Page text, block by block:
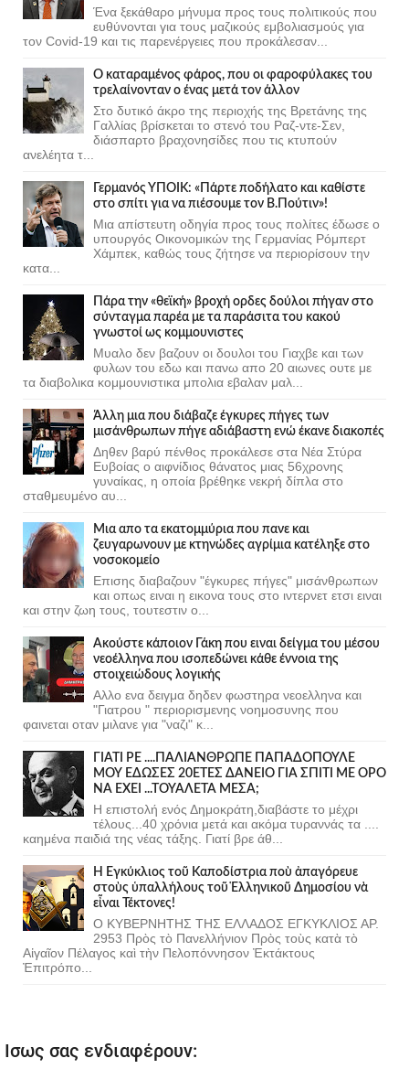
Ένα ξεκάθαρο μήνυμα προς τους πολιτικούς που
ευθύνονται για τους μαζικούς εμβολιασμούς για
τον Covid-19 και τις παρενέργειες που προκάλεσαν...
Ο καταραμένος φάρος, που οι φαροφύλακες του
τρελαίνονταν ο ένας μετά τον άλλον
Στο δυτικό άκρο της περιοχής της Βρετάνης της
Γαλλίας βρίσκεται το στενό του Ραζ-ντε-Σεν,
διάσπαρτο βραχονησίδες που τις κτυπούν
ανελέητα τ...
Γερμανός ΥΠΟΙΚ: «Πάρτε ποδήλατο και καθίστε
στο σπίτι για να πιέσουμε τον Β.Πούτιν»!
Μια απίστευτη οδηγία προς τους πολίτες έδωσε ο
υπουργός Οικονομικών της Γερμανίας Ρόμπερτ
Χάμπεκ, καθώς τους ζήτησε να περιορίσουν την
κατα...
Πάρα την «θεϊκή» βροχή ορδες δούλοι πήγαν στο
σύνταγμα παρέα με τα παράσιτα του κακού
γνωστοί ως κομμουνιστες
Μυαλο δεν βαζουν οι δουλοι του Γιαχβε και των
φυλων του εδω και πανω απο 20 αιωνες ουτε με
τα διαβολικα κομμουνιστικα μπολια εβαλαν μαλ...
Άλλη μια που διάβαζε έγκυρες πήγες των
μισάνθρωπων πήγε αδιάβαστη ενώ έκανε διακοπές
Δηθεν βαρύ πένθος προκάλεσε στα Νέα Στύρα
Ευβοίας ο αιφνίδιος θάνατος μιας 56χρονης
γυναίκας, η οποία βρέθηκε νεκρή δίπλα στο
σταθμευμένο αυ...
Μια απο τα εκατομμύρια που πανε και
ζευγαρωνουν με κτηνώδες αγρίμια κατέληξε στο
νοσοκομείο
Επισης διαβαζουν "έγκυρες πήγες" μισάνθρωπων
και οπως ειναι η εικονα τους στο ιντερνετ ετσι ειναι
και στην ζωη τους, τουτεστιν ο...
Ακούστε κάποιον Γάκη που ειναι δείγμα του μέσου
νεοέλληνα που ισοπεδώνει κάθε έννοια της
στοιχειώδους λογικής
Αλλο ενα δειγμα δηδεν φωστηρα νεοελληνα και
"Γιατρου " περιορισμενης νοημοσυνης που
φαινεται οταν μιλανε για "ναζι" κ...
ΓΙΑΤΙ ΡΕ ....ΠΑΛΙΑΝΘΡΩΠΕ ΠΑΠΑΔΟΠΟΥΛΕ
ΜΟΥ ΕΔΩΣΕΣ 20ΕΤΕΣ ΔΑΝΕΙΟ ΓΙΑ ΣΠΙΤΙ ΜΕ ΟΡΟ
ΝΑ ΕΧΕΙ ...ΤΟΥΑΛΕΤΑ ΜΕΣΑ;
Η επιστολή ενός Δημοκράτη,διαβάστε το μέχρι
τέλους...40 χρόνια μετά και ακόμα τυραννάς τα ....
καημένα παιδιά της νέας τάξης. Γιατί βρε άθ...
Ἡ Ἐγκύκλιος τοῦ Καποδίστρια ποὺ ἀπαγόρευε
στοὺς ὑπαλλήλους τοῦ Ἑλληνικοῦ Δημοσίου νὰ
εἶναι Τέκτονες!
Ο ΚΥΒΕΡΝΗΤΗΣ ΤΗΣ ΕΛΛΑΔΟΣ ΕΓΚΥΚΛΙΟΣ ΑΡ.
2953 Πρὸς τὸ Πανελλήνιον Πρὸς τοὺς κατὰ τὸ
Αἰγαῖον Πέλαγος καὶ τὴν Πελοπόννησον Ἐκτάκτους
Ἐπιτρόπο...